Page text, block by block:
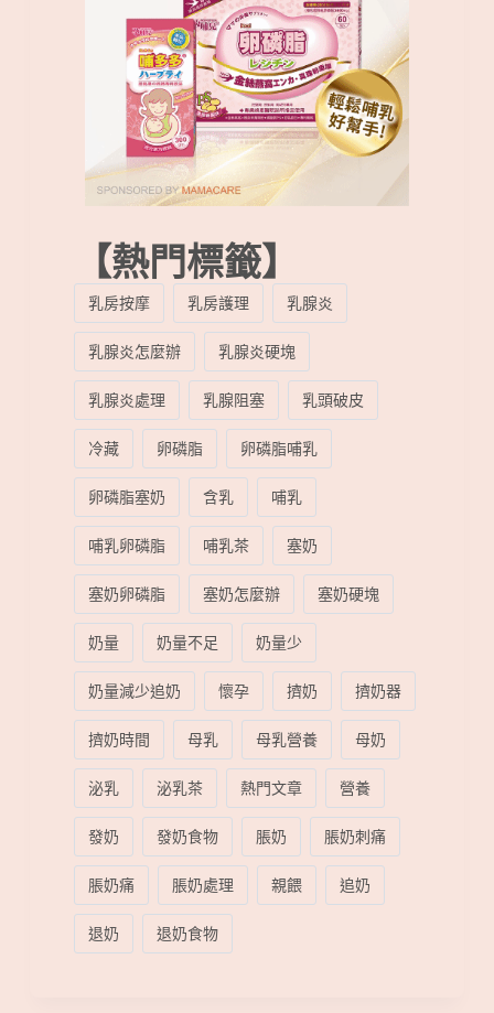
【熱門標籤】
乳房按摩 乳房護理
乳腺炎
乳腺炎怎麼辦
乳腺炎硬塊
乳腺炎處理
乳腺阻塞
乳頭破皮
冷藏
卵磷脂
卵磷脂哺乳
卵磷脂塞奶
含乳
哺乳
哺乳卵磷脂
哺乳茶
塞奶
塞奶卵磷脂
塞奶怎麼辦
塞奶硬塊
奶量
奶量不足
奶量少
奶量減少追奶
懷孕 擠奶
擠奶器
擠奶時間
母乳 母乳營養
母奶
泌乳
泌乳茶 熱門文章
營養
發奶
發奶食物 脹奶
脹奶刺痛
脹奶痛
脹奶處理 親餵
追奶
退奶
退奶食物